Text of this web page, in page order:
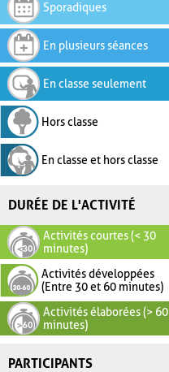
Sporadiques
En plusieurs séances
En classe seulement
Hors classe
En classe et hors classe
DURÉE DE L'ACTIVITÉ
Activités courtes (< 30
minutes)
Activités développées
(Entre 30 et 60 minutes)
Activités élaborées (> 60
minutes)
PARTICIPANTS